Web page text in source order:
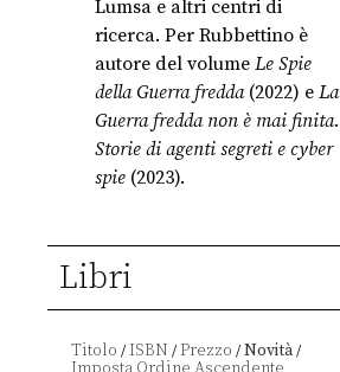
Lumsa e altri centri di
ricerca. Per Rubbettino è
autore del volume Le Spie
della Guerra fredda(2022) e La
Guerra fredda non è mai finita.
Storie di agenti segreti e cyber
spie (2023).
Libri
Titolo /ISBN /Prezzo /Novità/